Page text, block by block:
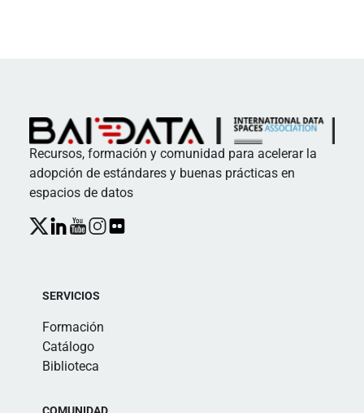
Recursos, formación y comunidad para acelerar la
adopción de estándares y buenas prácticas en
espacios de datos
SERVICIOS
Formación
Catálogo
Biblioteca